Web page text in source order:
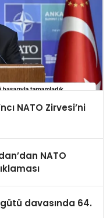
NATO Zirvesi’ni
NATO
davasında 64.